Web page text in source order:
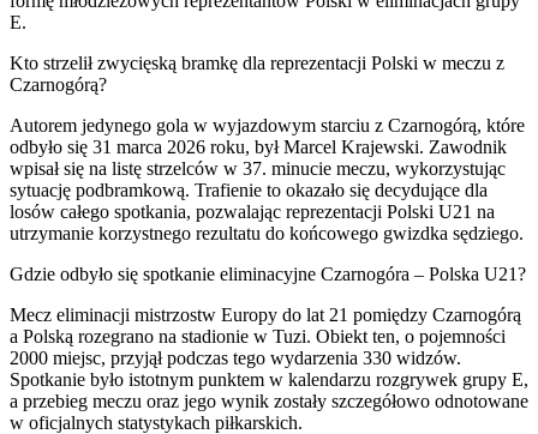
E.
Kto strzelił zwycięską bramkę dla reprezentacji Polski w meczu z
Czarnogórą?
Autorem jedynego gola w wyjazdowym starciu z Czarnogórą, które
odbyło się 31 marca 2026 roku, był Marcel Krajewski. Zawodnik
wpisał się na listę strzelców w 37. minucie meczu, wykorzystując
sytuację podbramkową. Trafienie to okazało się decydujące dla
losów całego spotkania, pozwalając reprezentacji Polski U21 na
utrzymanie korzystnego rezultatu do końcowego gwizdka sędziego.
Gdzie odbyło się spotkanie eliminacyjne Czarnogóra – Polska U21?
Mecz eliminacji mistrzostw Europy do lat 21 pomiędzy Czarnogórą
a Polską rozegrano na stadionie w Tuzi. Obiekt ten, o pojemności
2000 miejsc, przyjął podczas tego wydarzenia 330 widzów.
Spotkanie było istotnym punktem w kalendarzu rozgrywek grupy E,
a przebieg meczu oraz jego wynik zostały szczegółowo odnotowane
w oficjalnych statystykach piłkarskich.